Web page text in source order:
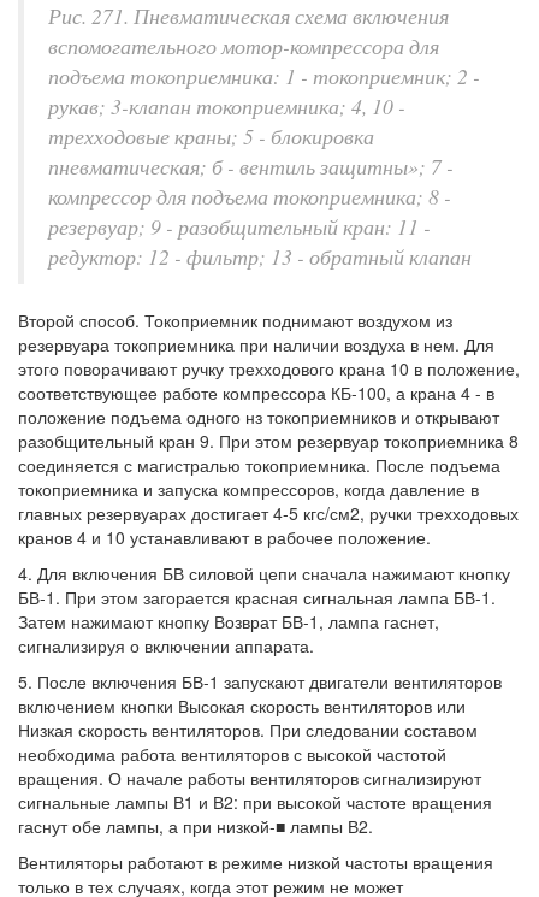
Рис. 271. Пневматическая схема включения
вспомогательного мотор-компрессора для
подъема токоприемника: 1 - токоприемник; 2 -
рукав; 3-клапан токоприемника; 4, 10 -
трехходовые краны; 5 - блокировка
пневматическая; б - вентиль защитны»; 7 -
компрессор для подъема токоприемника; 8 -
резервуар; 9 - разобщительный кран: 11 -
редуктор: 12 - фильтр; 13 - обратный клапан
Второй способ. Токоприемник поднимают воздухом из
резервуара токоприемника при наличии воздуха в нем. Для
этого поворачивают ручку трехходового крана 10 в положение,
соответствующее работе компрессора КБ-100, а крана 4 - в
положение подъема одного нз токоприемников и открывают
разобщительный кран 9. При этом резервуар токоприемника 8
соединяется с магистралью токоприемника. После подъема
токоприемника и запуска компрессоров, когда давление в
главных резервуарах достигает 4-5 кгс/см2, ручки трехходовых
кранов 4 и 10 устанавливают в рабочее положение.
4. Для включения БВ силовой цепи сначала нажимают кнопку
БВ-1. При этом загорается красная сигнальная лампа БВ-1.
Затем нажимают кнопку Возврат БВ-1, лампа гаснет,
сигнализируя о включении аппарата.
5. После включения БВ-1 запускают двигатели вентиляторов
включением кнопки Высокая скорость вентиляторов или
Низкая скорость вентиляторов. При следовании составом
необходима работа вентиляторов с высокой частотой
вращения. О начале работы вентиляторов сигнализируют
сигнальные лампы В1 и В2: при высокой частоте вращения
гаснут обе лампы, а при низкой-■ лампы В2.
Вентиляторы работают в режиме низкой частоты вращения
только в тех случаях, когда этот режим не может